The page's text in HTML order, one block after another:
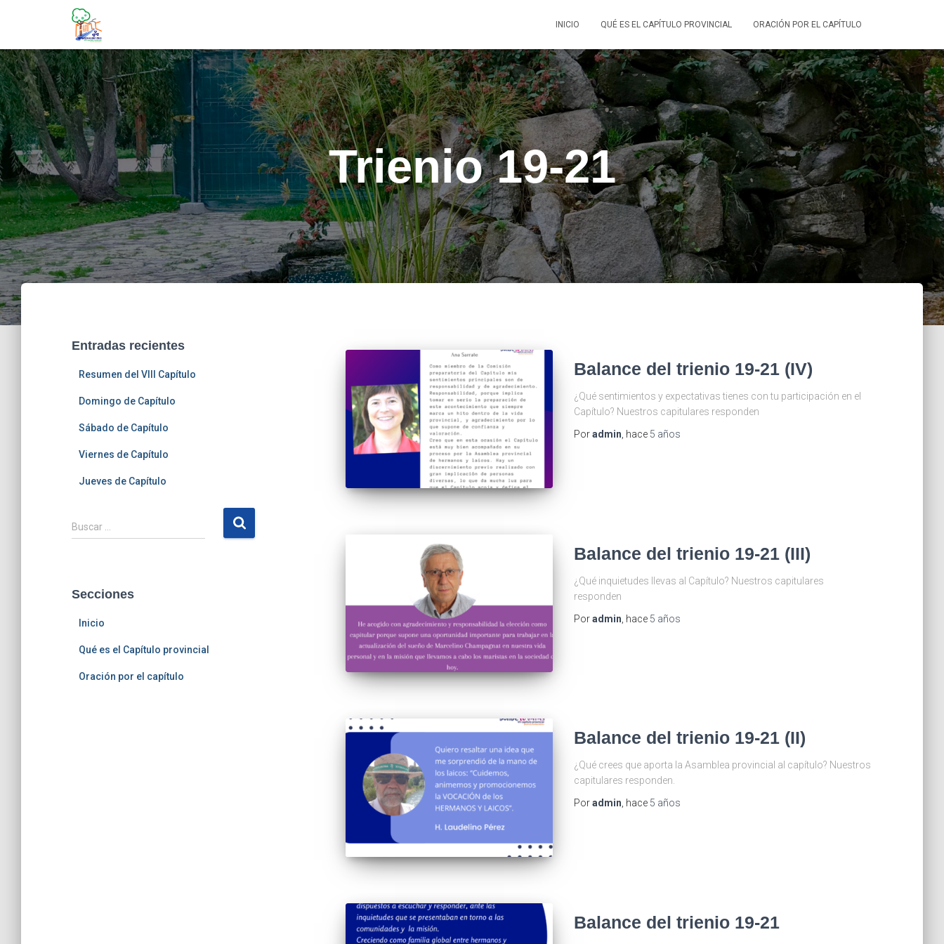
INICIO QUÉ ES EL CAPÍTULO PROVINCIAL ORACIÓN POR EL CAPÍTULO
Trienio 19-21
Entradas recientes
Resumen del VIII Capítulo
Domingo de Capítulo
Sábado de Capítulo
Viernes de Capítulo
Jueves de Capítulo
B
u
r
Buscar …
Secciones
Inicio
Qué es el Capítulo provincial
Oración por el capítulo
Balance del trienio 19-21 (IV)
¿Qué sentimientos y expectativas tienes con tu participación en el
Capítulo? Nuestros capitulares responden
Poradmin , hace 5 años
Balance del trienio 19-21 (III)
¿Qué inquietudes llevas al Capítulo? Nuestros capitulares
responden
Poradmin , hace 5 años
Balance del trienio 19-21 (II)
¿Qué crees que aporta la Asamblea provincial al capítulo? Nuestros
capitulares responden.
Poradmin, hace 5 años
Balance del trienio 19-21